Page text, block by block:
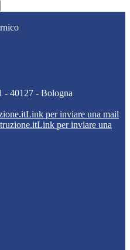
- 40127 - Bologna
Link per inviare una mail
Link per inviare una